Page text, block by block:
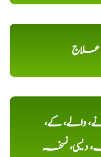
علاج
کے،
دیسی، نسخہ